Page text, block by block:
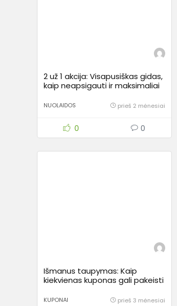
2 už 1 akcija: Visapusiškas gidas,
kaip neapsigauti ir maksimaliai
NUOLAIDOS prieš 2 mėnesiai
0 0
Išmanus taupymas: Kaip
kiekvienas kuponas gali pakeisti
KUPONAI prieš 3 mėnesiai